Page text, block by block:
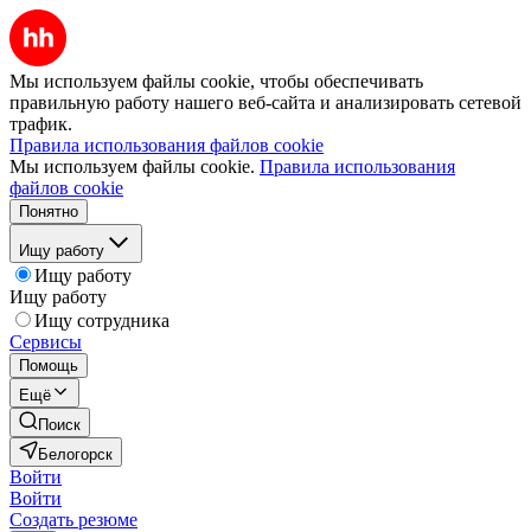
Мы используем файлы cookie, чтобы обеспечивать
правильную работу нашего веб-сайта и анализировать сетевой
трафик.
Правила использования файлов cookie
Мы используем файлы cookie. Правила использования
файлов cookie
Понятно
Ищу работу
Ищу работу
Ищу работу
Ищу сотрудника
Сервисы
Помощь
Ещё
Поиск
Белогорск
Войти
Войти
Создать резюме